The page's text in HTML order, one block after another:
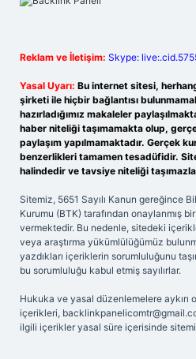
Reklam ve İletişim: Skype:
Yasal Uyarı: Bu internet sitesi,
şirketi ile hiçbir bağlantısı
hazırladığımız makaleler
haber niteliği taşımamakta olup,
paylaşım yapılmamaktadır. Gerçek
benzerlikleri tamamen tesadüfidir.
halindedir ve tavsiye niteliği
Sitemiz, 5651 Sayılı Kanun gereğince
Kurumu (BTK) tarafından onaylanmış
vermektedir. Bu nedenle, sitedeki
veya araştırma yükümlülüğümüz
yazdıkları içeriklerin sorumluluğunu
bu sorumluluğu kabul etmiş sayılırlar.
Hukuka ve yasal düzenlemelere aykırı
içerikleri,
ilgili içerikler yasal süre içerisinde